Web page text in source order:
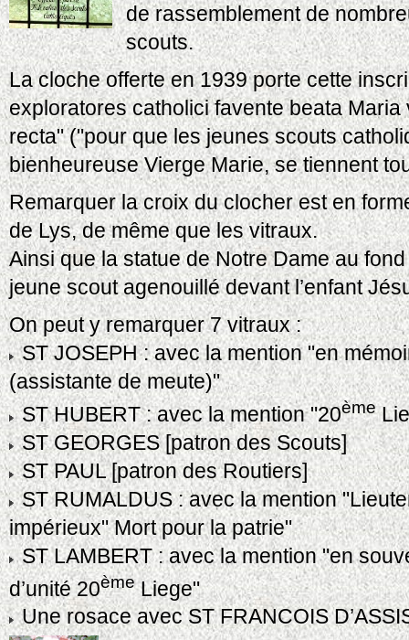
de rassemblement de
scouts.
La cloche offerte en 1939 porte cette
exploratores catholici favente beata
recta" ("pour que les jeunes scouts
bienheureuse Vierge Marie, se tiennent
Remarquer la croix du clocher est en
de Lys, de même que les vitraux.
Ainsi que la statue de Notre Dame au
jeune scout agenouillé devant l’enfant
On peut y remarquer 7 vitraux :
ST JOSEPH : avec la mention "en
(assistante de meute)"
ST HUBERT : avec la mention "20ème
ST GEORGES [patron des Scouts]
ST PAUL [patron des Routiers]
ST RUMALDUS : avec la mention
impérieux" Mort pour la patrie"
ST LAMBERT : avec la mention "en
d’unité 20èmeLiege"
Une rosace avec ST FRANCOIS